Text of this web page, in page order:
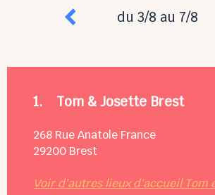
du 3/8 au 7/8
1. Tom & Josette Brest
268 Rue Anatole France
29200 Brest
Voir d'autres lieux d'accueil Tom